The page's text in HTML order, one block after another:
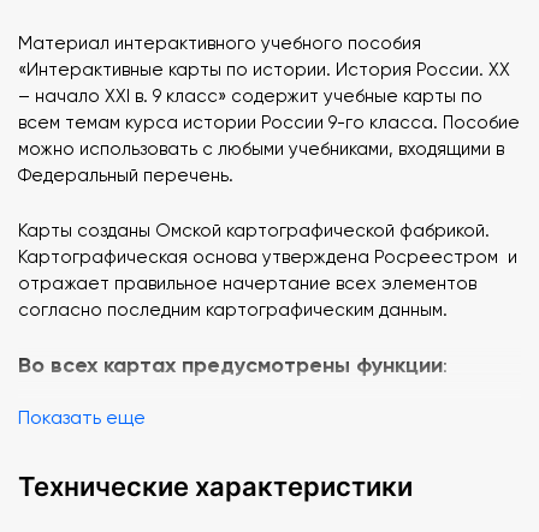
Материал интерактивного учебного пособия
«Интерактивные карты по истории. История России. XX
– начало XXI в. 9 класс» содержит учебные карты по
всем темам курса истории России 9-го класса. Пособие
можно использовать с любыми учебниками, входящими в
Федеральный перечень.
Карты созданы Омской картографической фабрикой.
Картографическая основа утверждена Росреестром и
отражает правильное начертание всех элементов
согласно последним картографическим данным.
Во всех картах предусмотрены функции:
приближение участка карты при необходимости;
интерактивные объекты (слайд, график, текст);
работа с интерактивной контурной картой;
Показать еще
Технические характеристики